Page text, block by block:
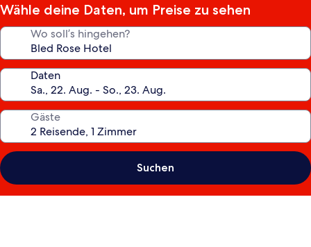
Wähle deine Daten, um Preise zu sehen
Wo soll’s hingehen?
Daten
Gäste
Suchen